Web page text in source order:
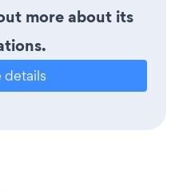
more about its
details